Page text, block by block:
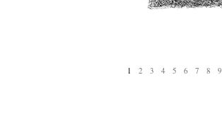
1 2 3 4 5 6 7 8 9